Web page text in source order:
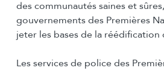
des communautés saines et
gouvernements des Premières
jeter les bases de la réédification
Les services de police des